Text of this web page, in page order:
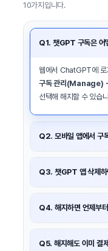
10가지입니다.
Q1. 챗GPT 구독은 어
웹에서 ChatGPT에
구독 관리
선택해 해지할 수 있습
Q2. 모바일 앱에서 구
취소합니다.
Q3. 챗GPT 앱 삭제하
반드시 위 절차를 통해
Q4. 해지하면 언제부
종료까지는 유료 기능
Q5. 해지해도 이미 결